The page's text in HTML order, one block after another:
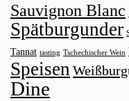
Sauvignon Blanc
Spätburgunder
Tannat tasting Tschechischer Wein
Speisen
Dine